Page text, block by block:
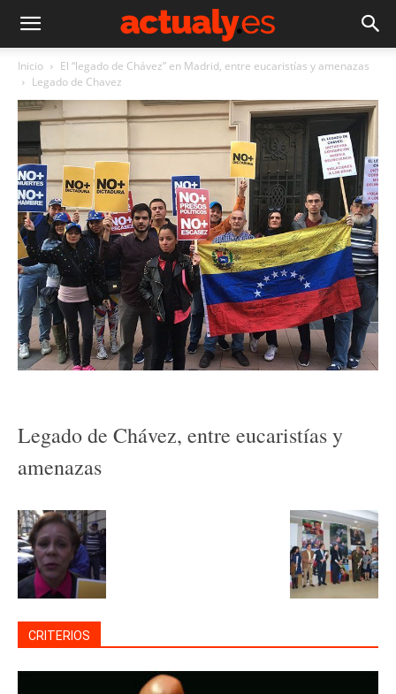
Inicio
El “legado de Chávez” en Madrid, entre eucaristías y amenazas
Legado de Chavez
Legado de Chávez, entre eucaristías y
amenazas
CRITERIOS